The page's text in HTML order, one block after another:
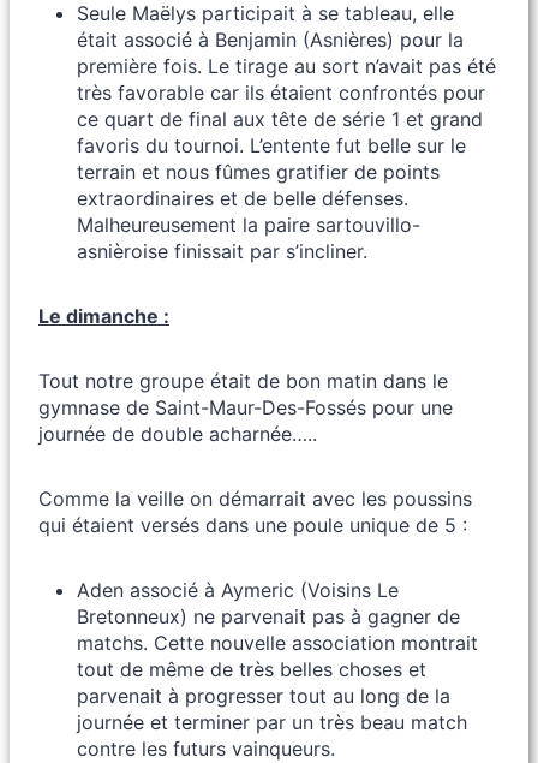
Seule Maëlys participait à se tableau, elle
était associé à Benjamin (Asnières) pour la
première fois. Le tirage au sort n’avait pas été
très favorable car ils étaient confrontés pour
ce quart de final aux tête de série 1 et grand
favoris du tournoi. L’entente fut belle sur le
terrain et nous fûmes gratifier de points
extraordinaires et de belle défenses.
Malheureusement la paire sartouvillo-
asnièroise finissait par s’incliner.
Le dimanche :
Tout notre groupe était de bon matin dans le
gymnase de Saint-Maur-Des-Fossés pour une
journée de double acharnée…..
Comme la veille on démarrait avec les poussins
qui étaient versés dans une poule unique de 5 :
Aden associé à Aymeric (Voisins Le
Bretonneux) ne parvenait pas à gagner de
matchs. Cette nouvelle association montrait
tout de même de très belles choses et
parvenait à progresser tout au long de la
journée et terminer par un très beau match
contre les futurs vainqueurs.